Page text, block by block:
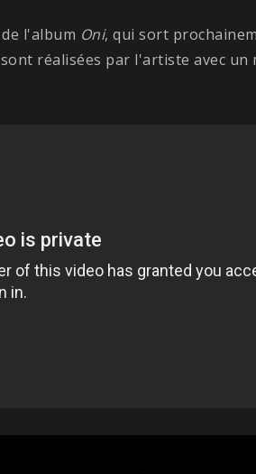
l'album Oni, qui sort
réalisées par l'artiste avec un